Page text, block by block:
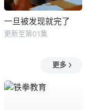
一旦被发现就完了
更新至第01集
更多